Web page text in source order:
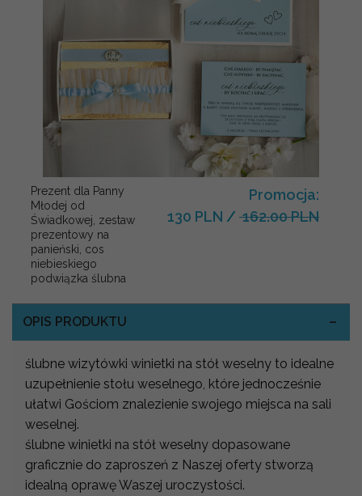
Prezent dla Panny
Młodej od
Świadkowej, zestaw
prezentowy na
panieński, cos
niebieskiego
podwiązka ślubna
Promocja:
130 PLN / 162.00 PLN
OPIS PRODUKTU
ślubne wizytówki winietki na stół weselny to idealne
uzupełnienie stołu weselnego, które jednocześnie
ułatwi Gościom znalezienie swojego miejsca na sali
weselnej.
ślubne winietki na stół weselny dopasowane
graficznie do zaproszeń z Naszej oferty stworzą
idealną oprawę Waszej uroczystości.